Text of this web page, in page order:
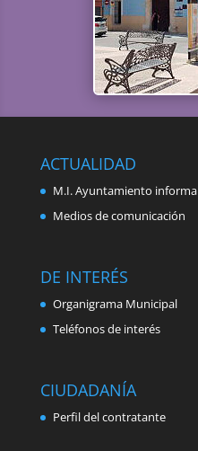
ACTUALIDAD
M.I. Ayuntamiento informa
Medios de comunicación
DE INTERÉS
Organigrama Municipal
Teléfonos de interés
CIUDADANÍA
Perfil del contratante